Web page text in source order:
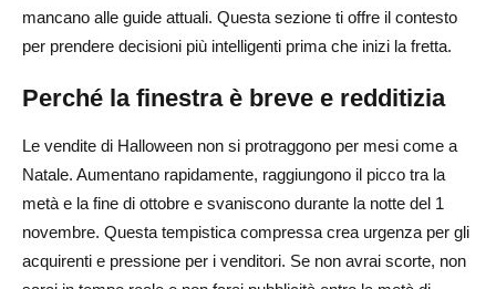
Ricette del canale
Mix di annunci e livelli di budget (Starter, Growth, Scale)
Da dove iniziare
Livelli di budget
Conclusione: il tuo manuale di Halloween 2025 a scopo
di lucro
mancano alle guide attuali. Questa sezione ti offre il contesto
per prendere decisioni più intelligenti prima che inizi la fretta.
Perché la finestra è breve e redditizia
Le vendite di Halloween non si protraggono per mesi come a
Natale. Aumentano rapidamente, raggiungono il picco tra la
metà e la fine di ottobre e svaniscono durante la notte del 1
novembre. Questa tempistica compressa crea urgenza per gli
acquirenti e pressione per i venditori. Se non avrai scorte, non